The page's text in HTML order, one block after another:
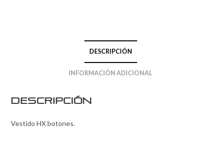
DESCRIPCIÓN
INFORMACIÓN ADICIONAL
Descripción
Vestido HX botones.